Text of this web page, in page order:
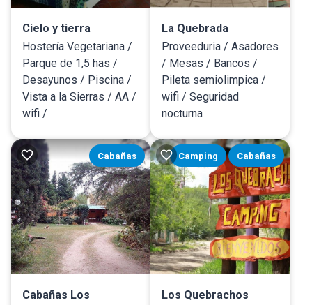
Cielo y tierra
Hostería Vegetariana /
Parque de 1,5 has /
Desayunos / Piscina /
Vista a la Sierras / AA /
wifi /
La Quebrada
Proveeduria / Asadores
/ Mesas / Bancos /
Pileta semiolimpica /
wifi / Seguridad
nocturna
Cabañas
Cabañas Los
Camping Cabañas
Los Quebrachos